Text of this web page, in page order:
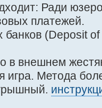
Ради
платежей.
банков (Deposit
в внешнем
игра. Метода